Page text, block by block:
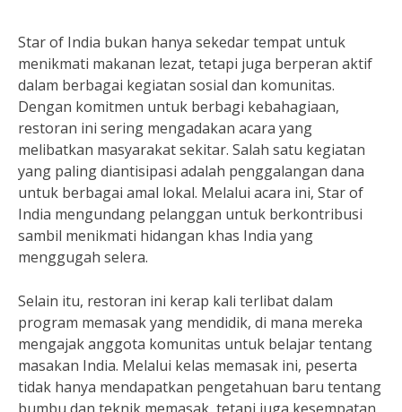
Star of India bukan hanya sekedar tempat untuk
menikmati makanan lezat, tetapi juga berperan aktif
dalam berbagai kegiatan sosial dan komunitas.
Dengan komitmen untuk berbagi kebahagiaan,
restoran ini sering mengadakan acara yang
melibatkan masyarakat sekitar. Salah satu kegiatan
yang paling diantisipasi adalah penggalangan dana
untuk berbagai amal lokal. Melalui acara ini, Star of
India mengundang pelanggan untuk berkontribusi
sambil menikmati hidangan khas India yang
menggugah selera.
Selain itu, restoran ini kerap kali terlibat dalam
program memasak yang mendidik, di mana mereka
mengajak anggota komunitas untuk belajar tentang
masakan India. Melalui kelas memasak ini, peserta
tidak hanya mendapatkan pengetahuan baru tentang